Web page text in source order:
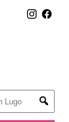
Submit